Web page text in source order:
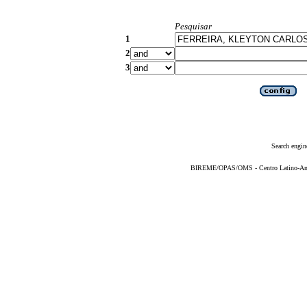
Pesquisar
1
2
3
Search
BIREME/OPAS/OMS - Centro Latino-